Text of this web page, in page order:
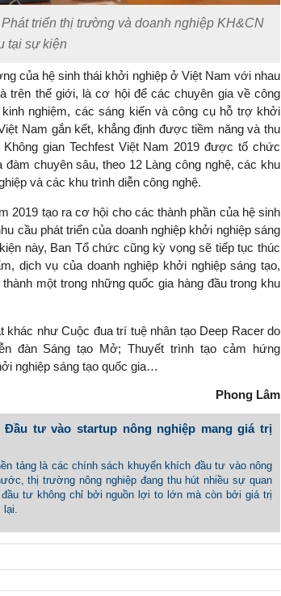
triển thị trường và doanh nghiệp KH&CN
tại sự kiện
của hệ sinh thái khởi nghiệp ở Việt Nam với nhau
trên thế giới, là cơ hội để các chuyên gia về công
nghiệm, các sáng kiến và công cụ hỗ trợ khởi
Nam gắn kết, khẳng định được tiềm năng và thu
gian Techfest Việt Nam 2019 được tổ chức
chuyên sâu, theo 12 Làng công nghệ, các khu
và các khu trình diễn công nghệ.
2019 tạo ra cơ hội cho các thành phần của hệ sinh
cầu phát triển của doanh nghiệp khởi nghiệp sáng
này, Ban Tổ chức cũng kỳ vọng sẽ tiếp tục thúc
dịch vụ của doanh nghiệp khởi nghiệp sáng tạo,
một trong những quốc gia hàng đầu trong khu
khác như Cuộc đua trí tuệ nhân tạo Deep Racer do
đàn Sáng tạo Mở; Thuyết trình tạo cảm hứng
nghiệp sáng tạo quốc gia…
Phong Lâm
Đầu tư vào startup nông nghiệp mang giá trị
tảng là các chính sách khuyến khích đầu tư vào nông
thị trường nông nghiệp đang thu hút nhiều sự quan
tư không chỉ bởi nguồn lợi to lớn mà còn bởi giá trị